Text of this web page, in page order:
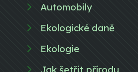
Automobily
Ekologické daně
Ekologie
Jak šetřit přírodu